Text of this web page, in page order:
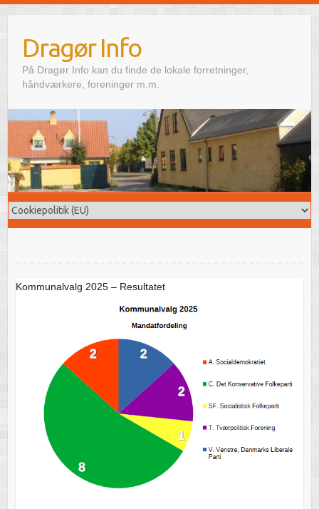
Dragør Info
På Dragør Info kan du finde de lokale forretninger,
håndværkere, foreninger m.m.
Kommunalvalg 2025 – Resultatet